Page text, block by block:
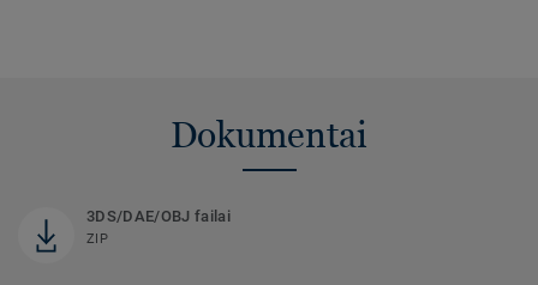
Dokumentai
3DS/DAE/OBJ failai
ZIP